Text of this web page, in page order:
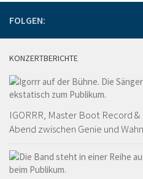
FOLGEN:
KONZERTBERICHTE
IGORRR, Master Boot Record
Abend zwischen Genie und